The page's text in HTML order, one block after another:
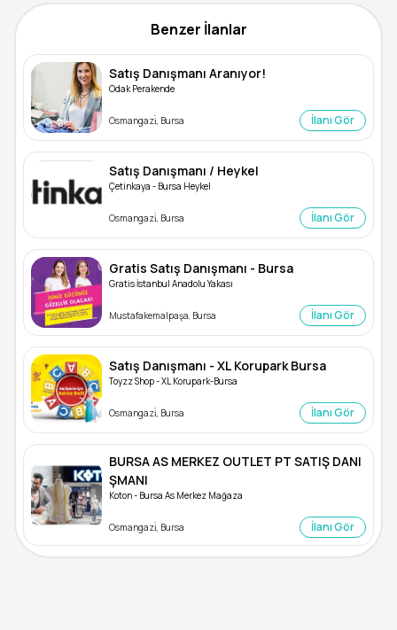
Benzer İlanlar
Satış Danışmanı Aranıyor!
Odak Perakende
Osmangazi̇, Bursa İlanı Gör
Satış Danışmanı / Heykel
Çetinkaya - Bursa Heykel
Osmangazi̇, Bursa İlanı Gör
Gratis Satış Danışmanı - Bursa
Gratis İstanbul Anadolu Yakası
Mustafakemalpaşa, Bursa İlanı Gör
Satış Danışmanı - XL Korupark Bursa
Toyzz Shop - XL Korupark-Bursa
Osmangazi̇, Bursa İlanı Gör
BURSA AS MERKEZ OUTLET PT SATIŞ DANI
ŞMANI
Koton - Bursa As Merkez Mağaza
Osmangazi̇, Bursa İlanı Gör